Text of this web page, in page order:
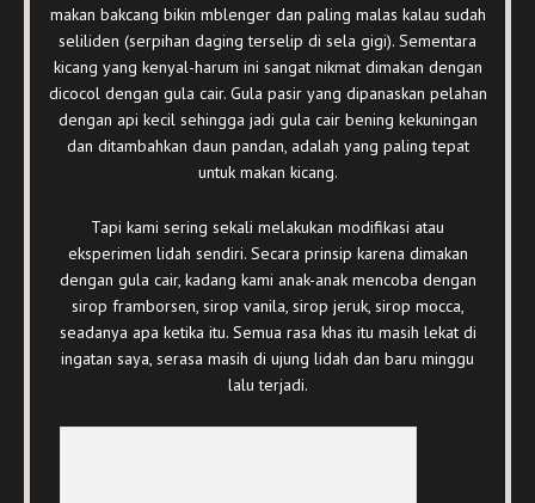
makan bakcang bikin mblenger dan paling malas kalau sudah
seliliden (serpihan daging terselip di sela gigi). Sementara
kicang yang kenyal-harum ini sangat nikmat dimakan dengan
dicocol dengan gula cair. Gula pasir yang dipanaskan pelahan
dengan api kecil sehingga jadi gula cair bening kekuningan
dan ditambahkan daun pandan, adalah yang paling tepat
untuk makan kicang.
Tapi kami sering sekali melakukan modifikasi atau
eksperimen lidah sendiri. Secara prinsip karena dimakan
dengan gula cair, kadang kami anak-anak mencoba dengan
sirop framborsen, sirop vanila, sirop jeruk, sirop mocca,
seadanya apa ketika itu. Semua rasa khas itu masih lekat di
ingatan saya, serasa masih di ujung lidah dan baru minggu
lalu terjadi.